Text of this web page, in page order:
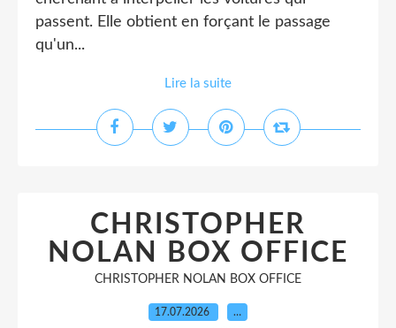
passent. Elle obtient en forçant le passage
qu'un...
Lire la suite
CHRISTOPHER
NOLAN BOX OFFICE
CHRISTOPHER NOLAN BOX OFFICE
17.07.2026 …